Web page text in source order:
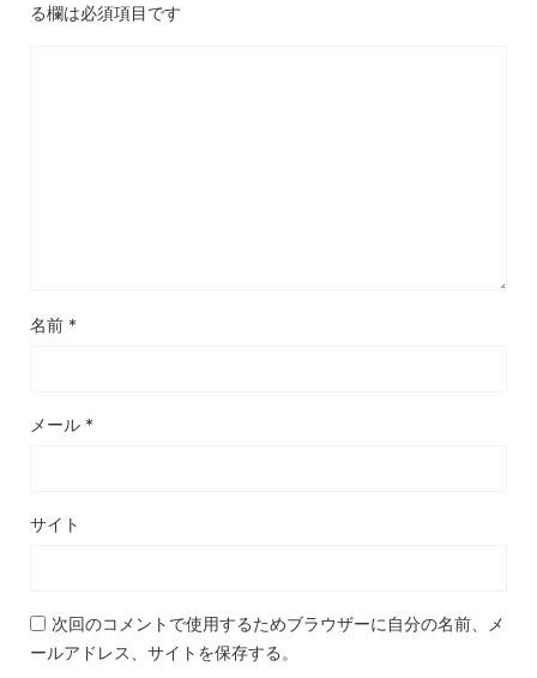
る欄は必須項目です
名前 *
メール *
サイト
次回のコメントで使用するためブラウザーに自分の名前、メ
ールアドレス、サイトを保存する。